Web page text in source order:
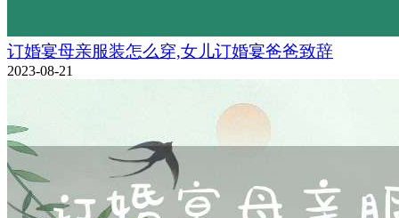
订婚宴母亲服装怎么穿,女儿订婚宴爸爸致辞
2023-08-21